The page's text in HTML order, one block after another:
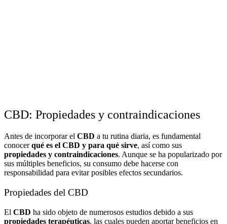
CBD: Propiedades y contraindicaciones
Antes de incorporar el CBD a tu rutina diaria, es fundamental
conocerqué es el CBD y para qué sirve, así como sus
propiedades y contraindicaciones. Aunque se ha popularizado por
sus múltiples beneficios, su consumo debe hacerse con
responsabilidad para evitar posibles efectos secundarios.
Propiedades del CBD
El CBD ha sido objeto de numerosos estudios debido a sus
propiedades terapéuticas, las cuales pueden aportar beneficios en